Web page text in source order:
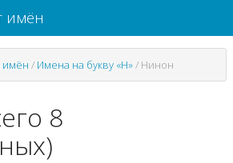
имён
/ Имена на букву «Н»/ Нинон
8